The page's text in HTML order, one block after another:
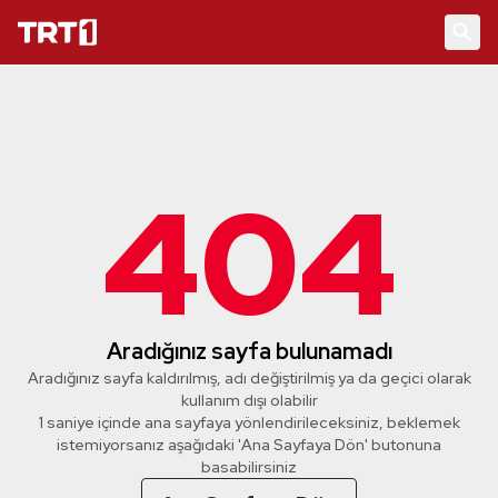
404
Aradığınız sayfa bulunamadı
Aradığınız sayfa kaldırılmış, adı değiştirilmiş ya da geçici olarak
kullanım dışı olabilir
1 saniye içinde ana sayfaya yönlendirileceksiniz, beklemek
istemiyorsanız aşağıdaki 'Ana Sayfaya Dön' butonuna
basabilirsiniz